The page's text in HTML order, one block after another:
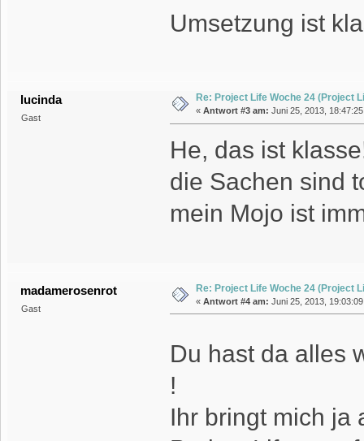
Umsetzung ist
lucinda
Gast
Re: Project Life Woche 24 (Project
« Antwort #3 am: Juni 25, 2013,
He, das ist
die Sachen sind
mein Mojo ist
madamerosenrot
Gast
Re: Project Life Woche 24 (Project
« Antwort #4 am: Juni 25, 2013,
Du hast da alles
!
Ihr bringt mich ja